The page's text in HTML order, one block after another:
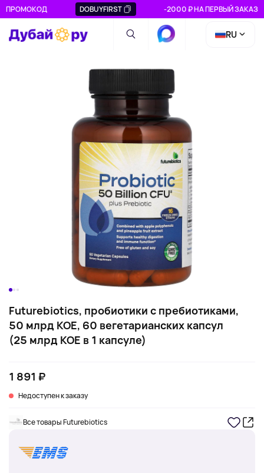
ПРОМОКОД DOBUYFIRST -2000 ₽ НА ПЕРВЫЙ ЗАКАЗ
RU
Futurebiotics, пробиотики с пребиотиками,
50 млрд КОЕ, 60 вегетарианских капсул
(25 млрд КОЕ в 1 капсуле)
1 891 ₽
Недоступен к заказу
Все товары Futurebiotics